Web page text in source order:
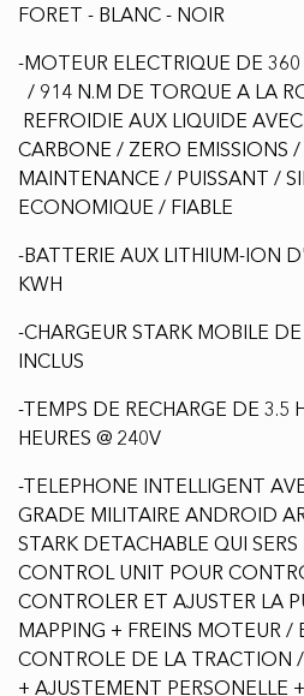
FORET - BLANC - NOIR
-MOTEUR ELECTRIQUE DE
/ 914 N.M DE TORQUE A LA
REFROIDIE AUX LIQUIDE
CARBONE / ZERO EMISSIONS /
MAINTENANCE / PUISSANT /
ECONOMIQUE / FIABLE
-BATTERIE AUX LITHIUM-ION
KWH
-CHARGEUR STARK MOBILE
INCLUS
-TEMPS DE RECHARGE DE 3.5
HEURES @ 240V
-TELEPHONE INTELLIGENT
GRADE MILITAIRE ANDROID
STARK DETACHABLE QUI SERS
CONTROL UNIT POUR
CONTROLER ET AJUSTER LA
MAPPING + FREINS MOTEUR /
CONTROLE DE LA TRACTION
+ AJUSTEMENT PERSONELLE